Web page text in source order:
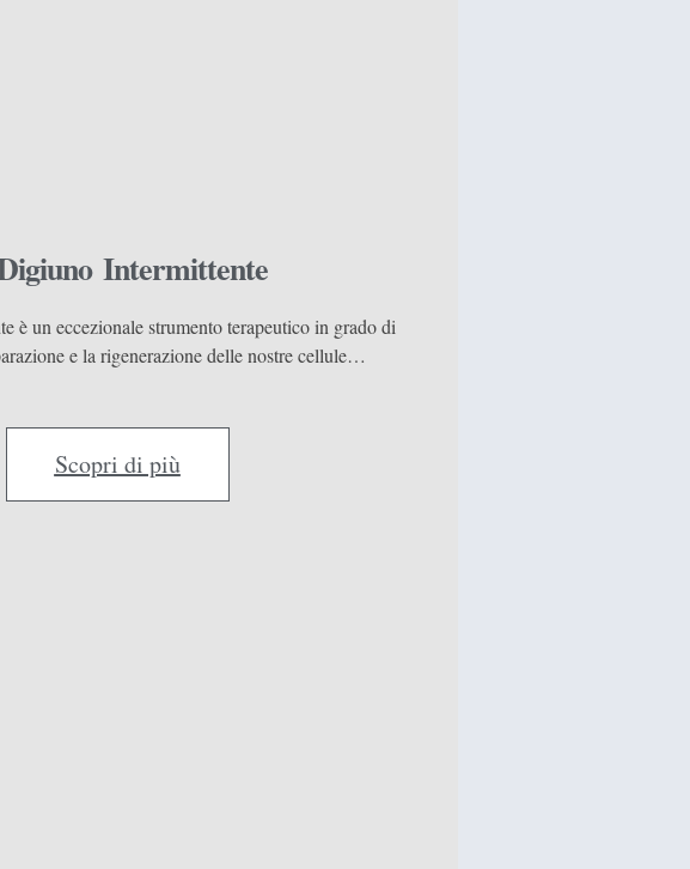
Intermittente
è un eccezionale strumento terapeutico in grado di
e la rigenerazione delle nostre cellule…
Scopri di più